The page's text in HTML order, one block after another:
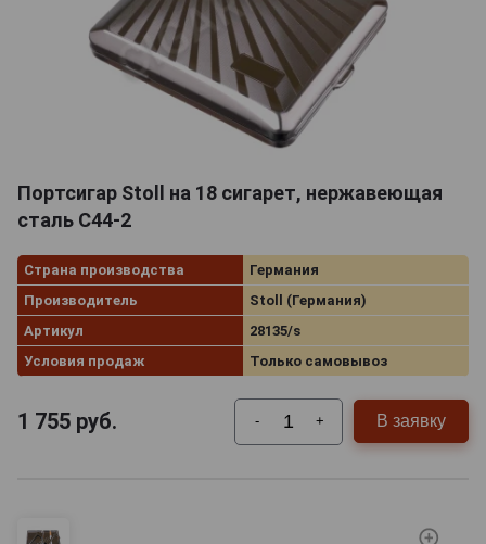
Портсигар Stoll на 18 сигарет, нержавеющая
сталь C44-2
Страна производства
Германия
Производитель
Stoll (Германия)
Артикул
28135/s
Условия продаж
Только самовывоз
1 755 руб. - + В заявку